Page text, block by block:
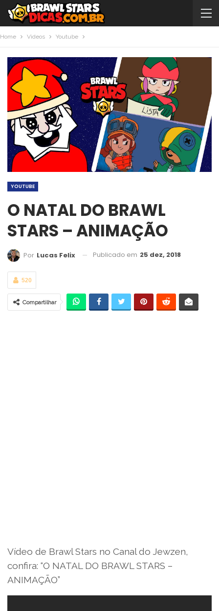
Home Videos Youtube
YOUTUBE
O NATAL DO BRAWL
STARS – ANIMAÇÃO
Por Lucas Felix Publicado em 25 dez, 2018
520
Compartilhar
Vídeo de Brawl Stars no Canal do Jewzen,
confira: “O NATAL DO BRAWL STARS –
ANIMAÇÃO”